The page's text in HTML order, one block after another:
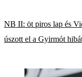
NB II: öt piros lap és
úszott el a Gyirmót